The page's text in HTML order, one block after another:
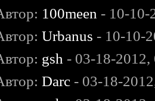
100meen - 10-10-
Urbanus - 10-10-
gsh - 03-18-
Darc - 03-18-